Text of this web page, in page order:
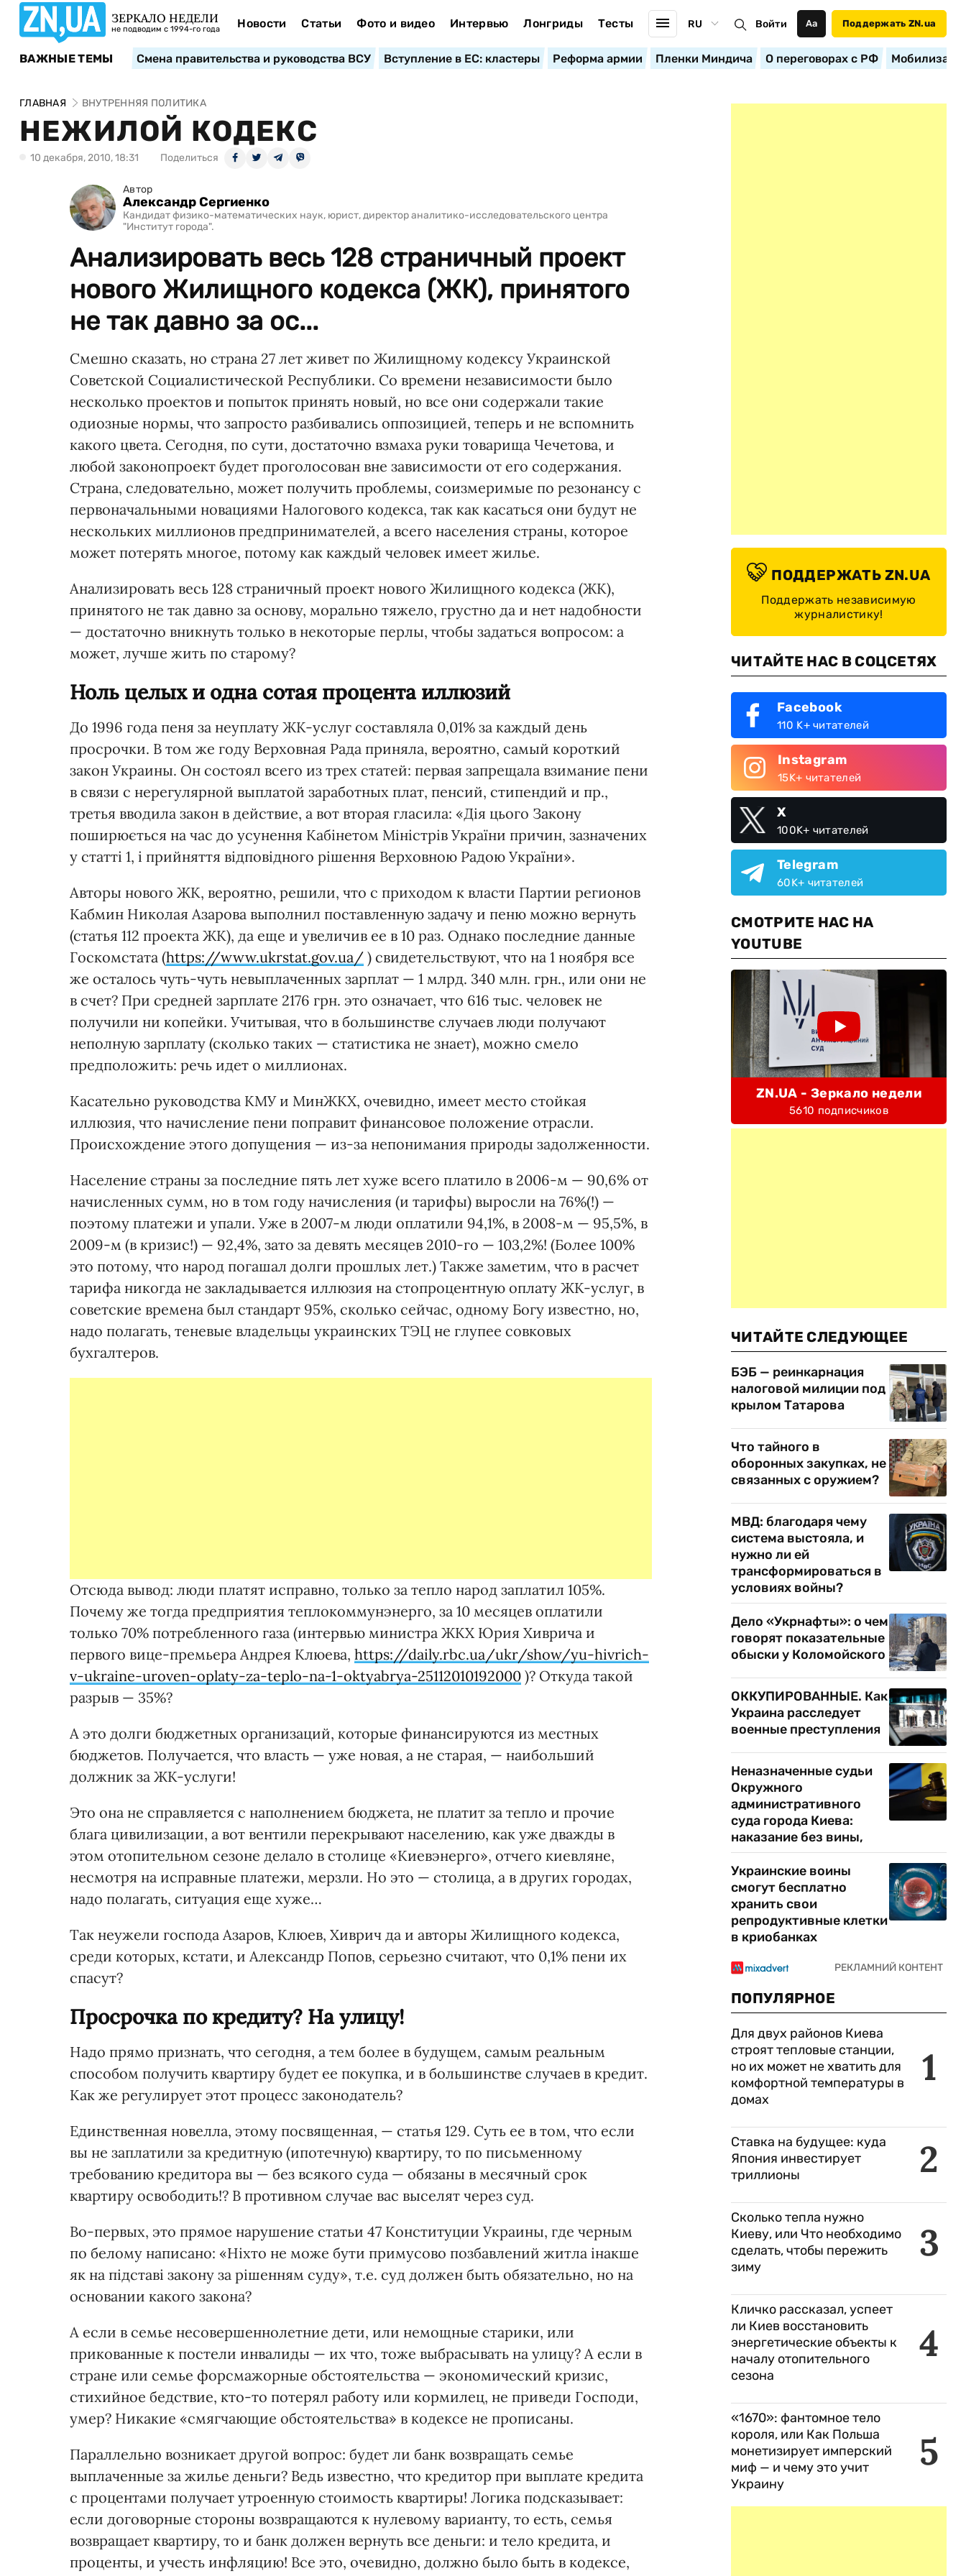
ЗЕРКАЛО НЕДЕЛИ
не подводим с 1994-го года Новости Статьи Фото и видео Интервью Лонгриды Тесты RU Войти Аа Поддержать ZN.ua
ВАЖНЫЕ ТЕМЫ Смена правительства и руководства ВСУ Вступление в ЕС: кластеры Реформа армии Пленки Миндича О переговорах с РФ
ГЛАВНАЯ ВНУТРЕННЯЯ ПОЛИТИКА
НЕЖИЛОЙ КОДЕКС
10 декабря, 2010, 18:31 Поделиться
Автор
Александр Сергиенко
Кандидат физико-математических наук, юрист, директор аналитико-исследовательского центра
"Институт города".
Анализировать весь 128 страничный проект
нового Жилищного кодекса (ЖК), принятого
не так давно за ос...
Смешно сказать, но страна 27 лет живет по Жилищному кодексу Украинской
Советской Социалистической Республики. Со времени независимости было
несколько проектов и попыток принять новый, но все они содержали такие
одиозные нормы, что запросто разбивались оппозицией, теперь и не вспомнить
какого цвета. Сегодня, по сути, достаточно взмаха руки товарища Чечетова, и
любой законопроект будет проголосован вне зависимости от его содержания.
Страна, следовательно, может получить проблемы, соизмеримые по резонансу с
первоначальными новациями Налогового кодекса, так как касаться они будут не
нескольких миллионов предпринимателей, а всего населения страны, которое
может потерять многое, потому как каждый человек имеет жилье.
Анализировать весь 128 страничный проект нового Жилищного кодекса (ЖК),
принятого не так давно за основу, морально тяжело, грустно да и нет надобности
— достаточно вникнуть только в некоторые перлы, чтобы задаться вопросом: а
может, лучше жить по старому?
Ноль целых и одна сотая процента иллюзий
До 1996 года пеня за неуплату ЖК-услуг составляла 0,01% за каждый день
просрочки. В том же году Верховная Рада приняла, вероятно, самый короткий
закон Украины. Он состоял всего из трех статей: первая запрещала взимание пени
в связи с нерегулярной выплатой заработных плат, пенсий, стипендий и пр.,
третья вводила закон в действие, а вот вторая гласила: «Дія цього Закону
поширюється на час до усунення Кабінетом Міністрів України причин, зазначених
у статті 1, і прийняття відповідного рішення Верховною Радою України».
Авторы нового ЖК, вероятно, решили, что с приходом к власти Партии регионов
Кабмин Николая Азарова выполнил поставленную задачу и пеню можно вернуть
(статья 112 проекта ЖК), да еще и увеличив ее в 10 раз. Однако последние данные
Госкомстата (https://www.ukrstat.gov.ua/ ) свидетельствуют, что на 1 ноября все
же осталось чуть-чуть невыплаченных зарплат — 1 млрд. 340 млн. грн., или они не
в счет? При средней зарплате 2176 грн. это означает, что 616 тыс. человек не
получили ни копейки. Учитывая, что в большинстве случаев люди получают
неполную зарплату (сколько таких — статистика не знает), можно смело
предположить: речь идет о миллионах.
Касательно руководства КМУ и МинЖКХ, очевидно, имеет место стойкая
иллюзия, что начисление пени поправит финансовое положение отрасли.
Происхождение этого допущения — из-за непонимания природы задолженности.
Население страны за последние пять лет хуже всего платило в 2006-м — 90,6% от
начисленных сумм, но в том году начисления (и тарифы) выросли на 76%(!) —
поэтому платежи и упали. Уже в 2007-м люди оплатили 94,1%, в 2008-м — 95,5%, в
2009-м (в кризис!) — 92,4%, зато за девять месяцев 2010-го — 103,2%! (Более 100%
это потому, что народ погашал долги прошлых лет.) Также заметим, что в расчет
тарифа никогда не закладывается иллюзия на стопроцентную оплату ЖК-услуг, в
советские времена был стандарт 95%, сколько сейчас, одному Богу известно, но,
надо полагать, теневые владельцы украинских ТЭЦ не глупее совковых
бухгалтеров.
Отсюда вывод: люди платят исправно, только за тепло народ заплатил 105%.
Почему же тогда предприятия теплокоммунэнерго, за 10 месяцев оплатили
только 70% потребленного газа (интервью министра ЖКХ Юрия Хиврича и
первого вице-премьера Андрея Клюева, https://daily.rbc.ua/ukr/show/yu-hivrich-
v-ukraine-uroven-oplaty-za-teplo-na-1-oktyabrya-25112010192000 )? Откуда такой
разрыв — 35%?
А это долги бюджетных организаций, которые финансируются из местных
бюджетов. Получается, что власть — уже новая, а не старая, — наибольший
должник за ЖК-услуги!
Это она не справляется с наполнением бюджета, не платит за тепло и прочие
блага цивилизации, а вот вентили перекрывают населению, как уже дважды в
этом отопительном сезоне делало в столице «Киевэнерго», отчего киевляне,
несмотря на исправные платежи, мерзли. Но это — столица, а в других городах,
надо полагать, ситуация еще хуже…
Так неужели господа Азаров, Клюев, Хиврич да и авторы Жилищного кодекса,
среди которых, кстати, и Александр Попов, серьезно считают, что 0,1% пени их
спасут?
Просрочка по кредиту? На улицу!
Надо прямо признать, что сегодня, а тем более в будущем, самым реальным
способом получить квартиру будет ее покупка, и в большинстве случаев в кредит.
Как же регулирует этот процесс законодатель?
Единственная новелла, этому посвященная, — статья 129. Суть ее в том, что если
вы не заплатили за кредитную (ипотечную) квартиру, то по письменному
требованию кредитора вы — без всякого суда — обязаны в месячный срок
квартиру освободить!? В противном случае вас выселят через суд.
Во-первых, это прямое нарушение статьи 47 Конституции Украины, где черным
по белому написано: «Ніхто не може бути примусово позбавлений житла інакше
як на підставі закону за рішенням суду», т.е. суд должен быть обязательно, но на
основании какого закона?
А если в семье несовершеннолетние дети, или немощные старики, или
прикованные к постели инвалиды — их что, тоже выбрасывать на улицу? А если в
стране или семье форсмажорные обстоятельства — экономический кризис,
стихийное бедствие, кто-то потерял работу или кормилец, не приведи Господи,
умер? Никакие «смягчающие обстоятельства» в кодексе не прописаны.
Параллельно возникает другой вопрос: будет ли банк возвращать семье
выплаченные за жилье деньги? Ведь известно, что кредитор при выплате кредита
с процентами получает утроенную стоимость квартиры! Логика подсказывает:
если договорные стороны возвращаются к нулевому варианту, то есть, семья
возвращает квартиру, то и банк должен вернуть все деньги: и тело кредита, и
проценты, и учесть инфляцию! Все это, очевидно, должно было быть в кодексе,
ПОДДЕРЖАТЬ ZN.UA
Поддержать независимую
журналистику!
ЧИТАЙТЕ НАС В СОЦСЕТЯХ
Facebook
110 K+ читателей
Instagram
15K+ читателей
X
100K+ читателей
Telegram
60K+ читателей
СМОТРИТЕ НАС НА
YOUTUBE
ZN.UA - Зеркало недели
5610 подписчиков
ЧИТАЙТЕ СЛЕДУЮЩЕЕ
БЭБ — реинкарнация
налоговой милиции под
крылом Татарова
Что тайного в
оборонных закупках, не
связанных с оружием?
МВД: благодаря чему
система выстояла, и
нужно ли ей
трансформироваться в
условиях войны?
Дело «Укрнафты»: о чем
говорят показательные
обыски у Коломойского
ОККУПИРОВАННЫЕ. Как
Украина расследует
военные преступления
Неназначенные судьи
Окружного
административного
суда города Киева:
наказание без вины,
Украинские воины
смогут бесплатно
хранить свои
репродуктивные клетки
в криобанках
ПОПУЛЯРНОЕ
1
Для двух районов Киева
строят тепловые станции,
но их может не хватить для
комфортной температуры в
домах
2
Ставка на будущее: куда
Япония инвестирует
триллионы
3
Сколько тепла нужно
Киеву, или Что необходимо
сделать, чтобы пережить
зиму
4
Кличко рассказал, успеет
ли Киев восстановить
энергетические объекты к
началу отопительного
сезона
5
«1670»: фантомное тело
короля, или Как Польша
монетизирует имперский
миф — и чему это учит
Украину